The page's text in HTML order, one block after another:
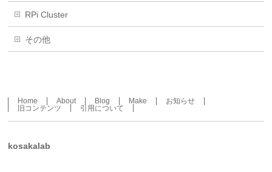
RPi Cluster
その他
Home About Blog Make
お知らせ
旧コンテンツ
引用について
kosakalab